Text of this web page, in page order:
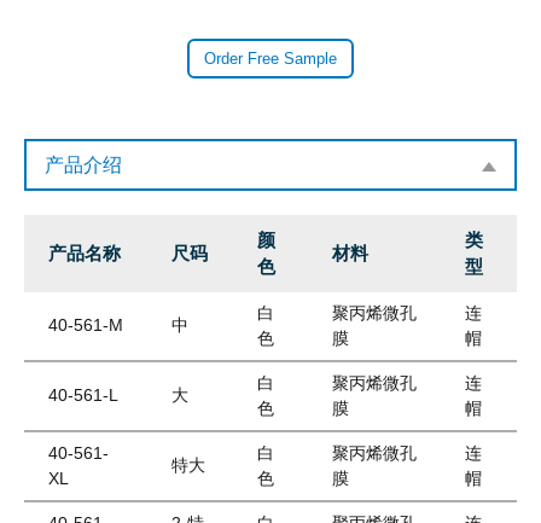
Order Free Sample
产品介绍
产品名称 尺码
颜
色
材料
类
型
40-561-M 中
白
色
聚丙烯微孔
膜
连
帽
40-561-L 大
白
色
聚丙烯微孔
膜
连
帽
40-561-
XL
特大
白
色
聚丙烯微孔
膜
连
帽